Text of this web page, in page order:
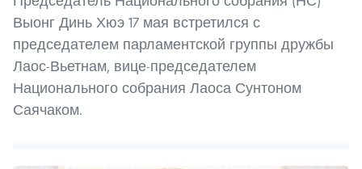
Выонг Динь Хюэ 17 мая встретился с
председателем парламентской группы дружбы
Лаос-Вьетнам, вице-председателем
Национального собрания Лаоса Сунтоном
Саячаком.